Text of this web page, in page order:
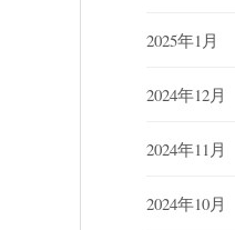
2025年1月
2024年12月
2024年11月
2024年10月